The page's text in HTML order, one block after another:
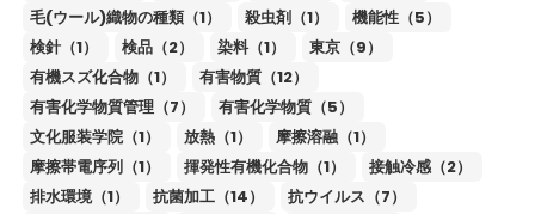
毛(ウール)織物の種類（1）
殺虫剤（1）
機能性（5）
検針（1）
検品（2） 染料（1）
東京（9）
有機スズ化合物（1）
有害物質（12）
有害化学物質管理（7）
有害化学物質（5）
文化服装学院（1）
放熱（1）
摩擦溶融（1）
摩擦帯電序列（1）
揮発性有機化合物（1）
接触冷感（2）
排水環境（1）
抗菌加工（14）
抗ウイルス（7）